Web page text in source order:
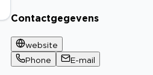
Contactgegevens
website
Phone
E-mail